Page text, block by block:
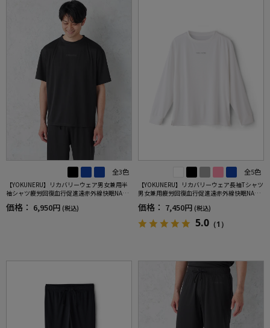
全3色
【YOKUNERU】リカバリーウェア男女兼用半
袖シャツ疲労回復血行促進遠赤外線快眠NANO
MIX(R)【一般医療機器】SS～LLサイズ
価格： 6,950円 (税込)
全5色
【YOKUNERU】リカバリーウェア長袖Tシャツ
男女兼用疲労回復血行促進遠赤外線快眠NANO
MIX(R)【一般医療機器】SS～LLサイズ
価格： 7,450円 (税込)
5.0 （1）